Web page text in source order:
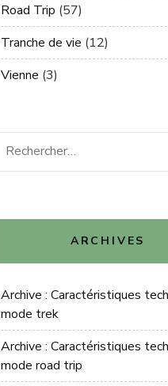
Road Trip (57)
Tranche de vie (12)
Vienne (3)
Rechercher :
ARCHIVES
Archive : Caractéristiques
mode trek
Archive : Caractéristiques
mode road trip